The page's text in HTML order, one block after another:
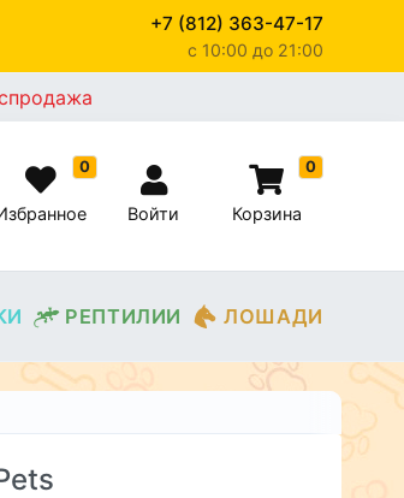
+7 (812) 363-47-17
c 10:00 до 21:00
0
Войти
0
Корзина
РЕПТИЛИИ ЛОШАДИ